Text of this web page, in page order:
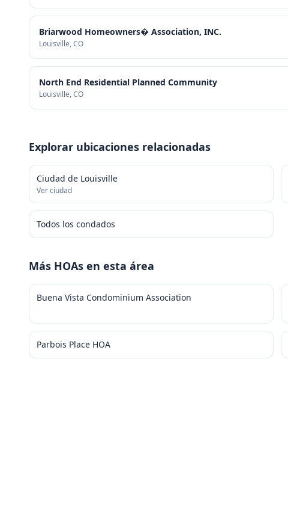
Briarwood Homeowners� Association, INC.
Louisville, CO
North End Residential Planned Community
Louisville, CO
Explorar ubicaciones relacionadas
Ciudad de Louisville
Ver ciudad
Todos los condados
Más HOAs en esta área
Buena Vista Condominium Association
Parbois Place HOA